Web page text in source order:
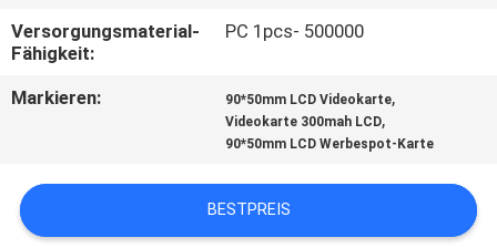
VERBINDUNG
ZITAT
Versorgungsmaterial-
Fähigkeit:
PC 1pcs- 500000
Markieren: 90*50mm LCD Videokarte,
Videokarte 300mah LCD,
90*50mm LCD Werbespot-Karte
BESTPREIS